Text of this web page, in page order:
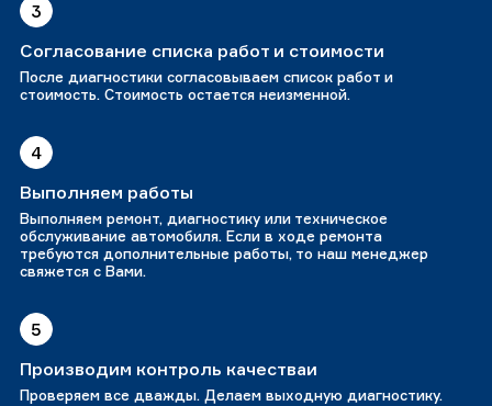
3
Согласование списка работ и стоимости
После диагностики согласовываем список работ и
стоимость. Стоимость остается неизменной.
4
Выполняем работы
Выполняем ремонт, диагностику или техническое
обслуживание автомобиля. Если в ходе ремонта
требуются дополнительные работы, то наш менеджер
свяжется с Вами.
5
Производим контроль качестваи
Проверяем все дважды. Делаем выходную диагностику.